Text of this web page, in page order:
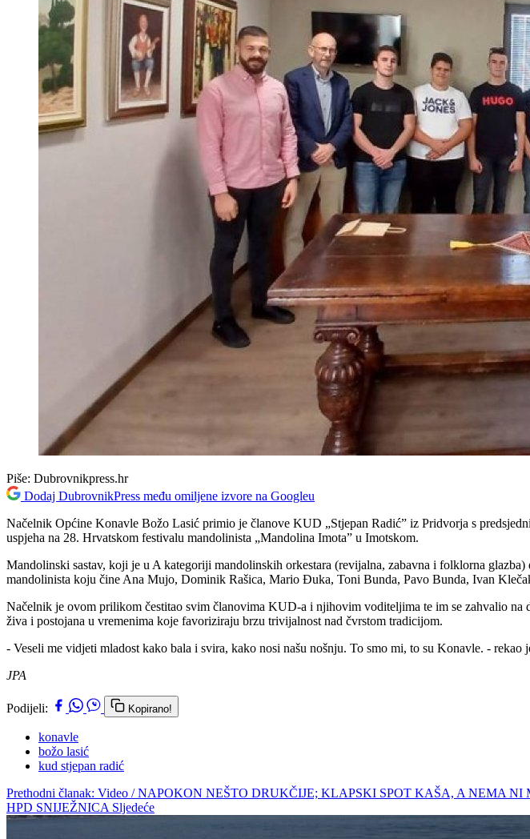
Piše: Dubrovnikpress.hr
Dodaj DubrovnikPress među omiljene izvore na Googleu
Načelnik Općine Konavle Božo Lasić primio je članove KUD „Stjepan Radić” iz Pridvorja s
uspjeha na 28. Hrvatskom festivalu mandolinista „Mandolina Imota” u Imotskom.
Mandolinski sastav, koji je u A kategoriji mandolinskih orkestara (revijalna, zabavna i folklorna
mandolinista koju čine Ana Mujo, Dominik Rašica, Mario Đuka, Toni Bunda, Pavo Bunda, Ivan
Načelnik je ovom prilikom čestitao svim članovima KUD-a i njihovim voditeljima te im se zahvalio na
živa i postojana u vremenima koje favoriziraju brzu trivijalnost nad čvrstom tradicijom.
- Veseli me vidjeti mladost kako bala i svira, kako nosi našu nošnju. To smo mi, to su Konavle. - rekao
JPA
Podijeli: Kopirano!
konavle
božo lasić
kud stjepan radić
Prethodni članak: Video / NAPOKON NEŠTO DRUKČIJE; KLAPSKI SPOT KAŠA, A NEMA
HPD SNIJEŽNICA Sljedeće